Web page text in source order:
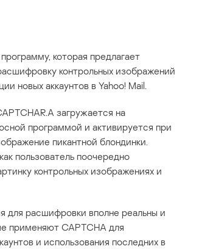
которая предлагает
контрольных изображений
новых аккаунтов в Yahoo! Mail.
загружается на
программой и активируется при
пикантной блондинки.
пользователь поочередно
контрольных изображениях и
для расшифровки вполне реальны и
применяют CAPTCHA для
и использования последних в